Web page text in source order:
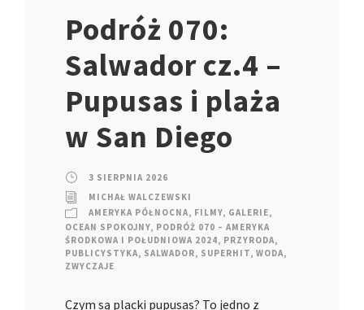
Podróż 070:
Salwador cz.4 –
Pupusas i plaża
w San Diego
3 SIERPNIA 2026
MICHAŁ WALCZEWSKI
AMERYKA PÓŁNOCNA, FILMY, GALERIE,
OCEAN SPOKOJNY, PODRÓŻ 070 – AMERYKA
ŚRODKOWA I POŁUDNIOWA 2024, PRZYRODA,
PUBLICYSTYKA, SALWADOR, SUPERHIT, WODA,
ZWYCZAJE
Czym są placki pupusas? To jedno z